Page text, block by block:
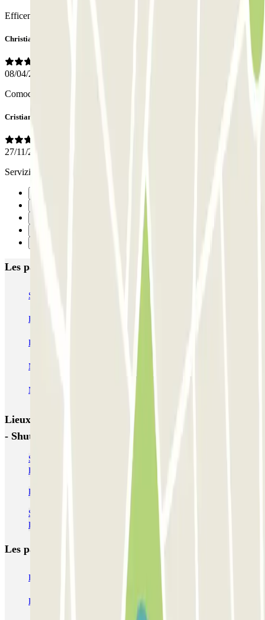
Efficenti e sempre disponibili.
Christian Guill
08/04/2025
Comodità e gentilezza
Cristiano
27/11/2024
Servizio impeccabile e puntuale, la utilizzerò sicuramente di nuovo.
Les parkings les mieux notés à Rome
SABA Piazza di Spagna - Villa Borghese
Esquilino (Roma) MONDIAL Laparelli
PARK ROMA COLOMBO Park Roma Ostiense
MUOVIAMO Parioli MUOVIAMO Flaminio
MUOVIAMO Pinciano
Lieux et événements intéressants à proximité PARK 51
- Shuttle - Aeroporto di Roma Fiumicino - Scoperto
Se garer pas cher près du terminal 1 de l’aéroport de Rome
Fiumicino (FCO)
Parkings près de l'aéroport de Rome Fiumicino (FCO)
Se garer pas cher près du terminal 3 de l’aéroport de Rome
Fiumicino (FCO)
Les parkings les plus réservés
Parking Paris Parking Gare de Lyon
Parking Charles de Gaulle - Roissy Aeroport